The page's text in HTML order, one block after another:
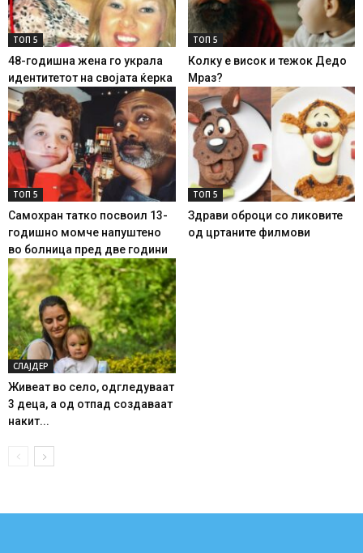
ТОП 5
48-годишна жена го украла
идентитетот на својата ќерка
ТОП 5
Колку е висок и тежок Дедо
Мраз?
ТОП 5
Самохран татко посвоил 13-
годишно момче напуштено
во болница пред две години
ТОП 5
Здрави оброци со ликовите
од цртаните филмови
СЛАЈДЕР
Живеат во село, одгледуваат
3 деца, а од отпад создаваат
накит...